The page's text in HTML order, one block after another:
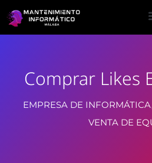
Comprar Likes
EMPRESA DE
VENTA DE